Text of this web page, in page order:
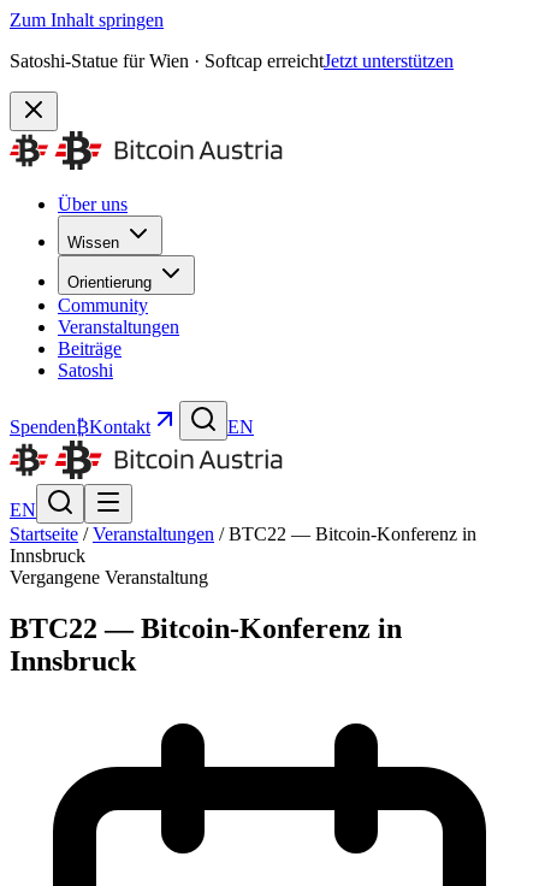
Zum Inhalt springen
Satoshi-Statue für Wien · Softcap erreichtJetzt unterstützen
Über uns
Wissen
Orientierung
Community
Veranstaltungen
Beiträge
Satoshi
Spenden₿Kontakt EN
EN
Startseite / Veranstaltungen / BTC22 — Bitcoin-Konferenz in
Innsbruck
Vergangene Veranstaltung
BTC22 — Bitcoin-Konferenz in
Innsbruck